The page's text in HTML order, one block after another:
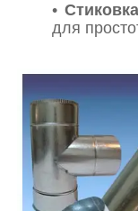
Стиковка
для